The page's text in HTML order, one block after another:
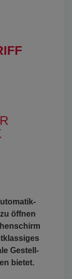
öffnen
Gestell-
bietet.